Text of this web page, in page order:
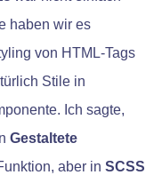
haben wir es
von HTML-Tags
Stile in
Ich sagte,
Gestaltete
aber in SCSS